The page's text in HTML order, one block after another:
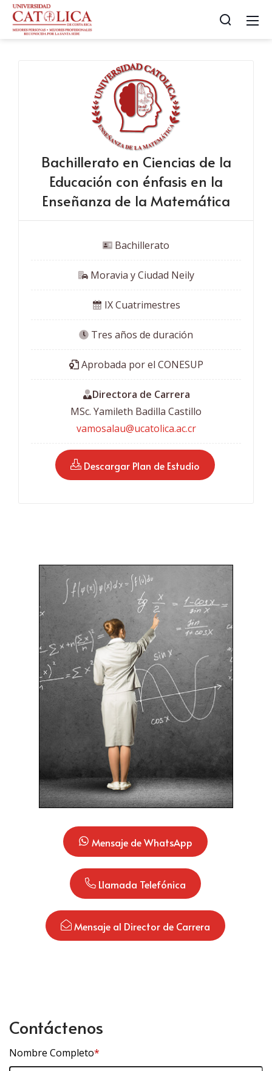
Bachillerato en Ciencias de la
Educación con énfasis en la
Enseñanza de la Matemática
Bachillerato
Moravia y Ciudad Neily
IX Cuatrimestres
Tres años de duración
Aprobada por el CONESUP
Directora de Carrera
MSc. Yamileth Badilla Castillo
vamosalau@ucatolica.ac.cr
Descargar Plan de Estudio
Mensaje de WhatsApp
Llamada Telefónica
Mensaje al Director de Carrera
Contáctenos
Nombre Completo*